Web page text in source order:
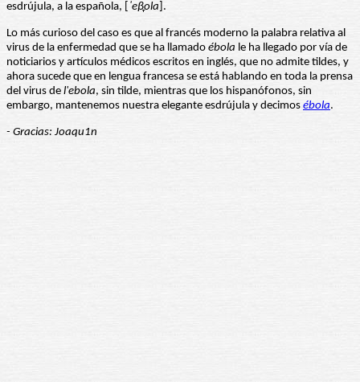
esdrújula, a la española, [
ˈeβ̞ola ].
Lo más curioso del caso es que al francés moderno la palabra relativa al
virus de la enfermedad que se ha llamado ébola le ha llegado por vía de
noticiarios y artículos médicos escritos en inglés, que no admite tildes, y
ahora sucede que en lengua francesa se está hablando en toda la prensa
del virus de l'ebola, sin tilde, mientras que los hispanófonos, sin
embargo, mantenemos nuestra elegante esdrújula y decimos ébola.
- Gracias: Joaqu1n